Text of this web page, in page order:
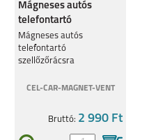
Mágneses autós
telefontartó
szellőzőrácsra
Mágneses autós
telefontartó
szellőzőrácsra
CEL-CAR-MAGNET-VENT
Bruttó: 2 990 Ft